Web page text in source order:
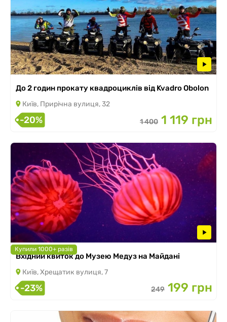
До 2 годин прокату квадроциклів від Kvadro Obolon
Київ, Прирічна вулиця, 32
-20% 1 400 1 119 грн
Купили 1000+ разів
Вхідний квиток до Музею Медуз на Майдані
Київ, Хрещатик вулиця, 7
-23% 249 199 грн